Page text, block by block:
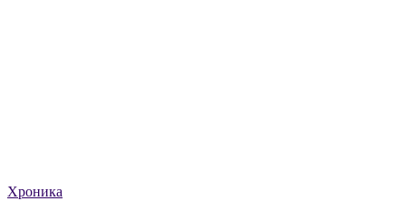
Хроника